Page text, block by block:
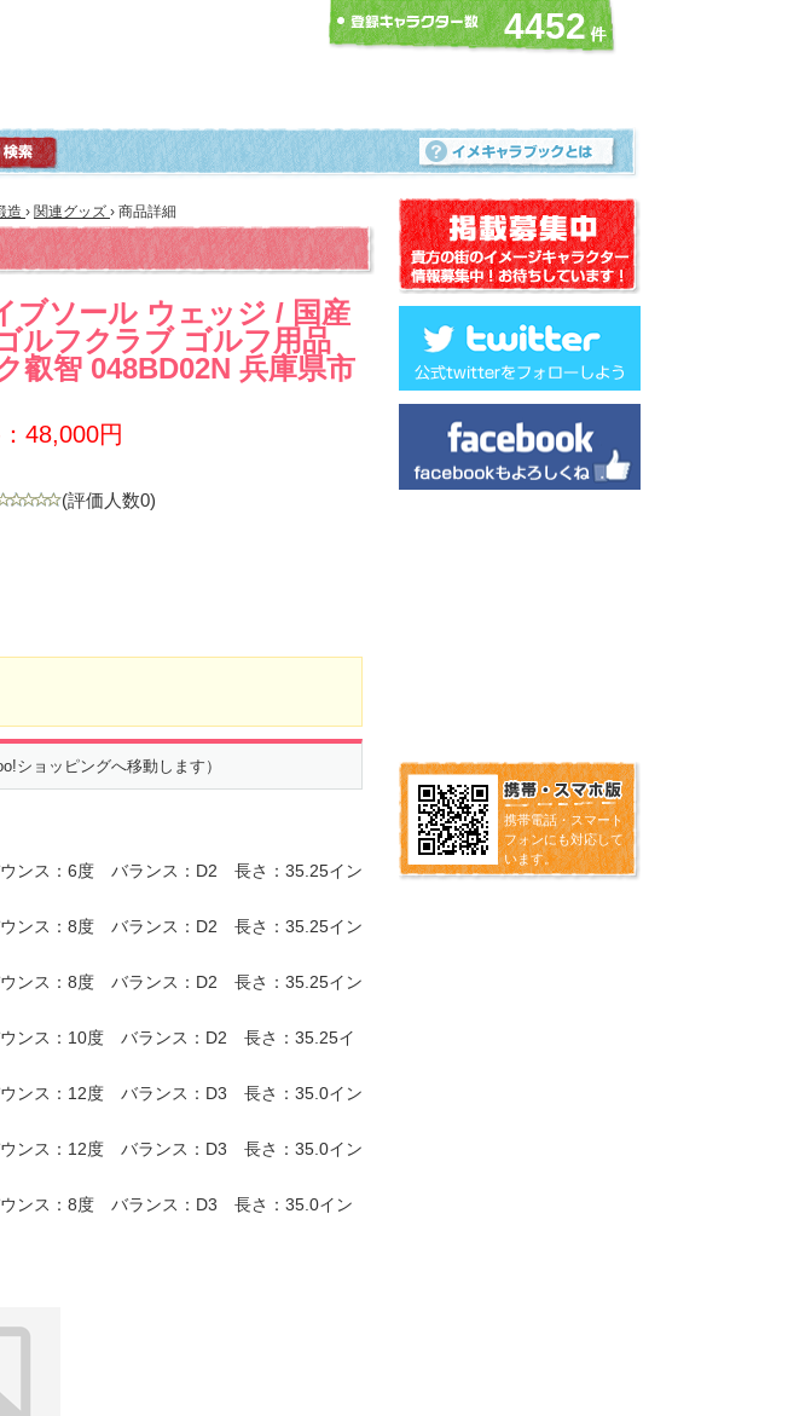
4452
造 › 関連グッズ › 商品詳細
ブソール ウェッジ / 国産
ルフクラブ ゴルフ用品
叡智 048BD02N 兵庫県市
48,000円
(評価人数0)
ショッピングへ移動します）
ンス：6度 バランス：D2 長さ：35.25イン
ンス：8度 バランス：D2 長さ：35.25イン
ンス：8度 バランス：D2 長さ：35.25イン
ス：10度 バランス：D2 長さ：35.25イ
ンス：12度 バランス：D3 長さ：35.0イン
ンス：12度 バランス：D3 長さ：35.0イン
ンス：8度 バランス：D3 長さ：35.0イン
携帯電話・スマート
フォンにも対応して
います。